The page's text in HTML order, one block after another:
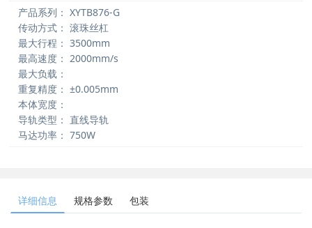
产品系列： XYTB876-G
传动方式： 滚珠丝杠
最大行程： 3500mm
最高速度： 2000mm/s
最大负载：
重复精度： ±0.005mm
本体宽度：
导轨类型： 直线导轨
马达功率： 750W
详细信息 规格参数 包装